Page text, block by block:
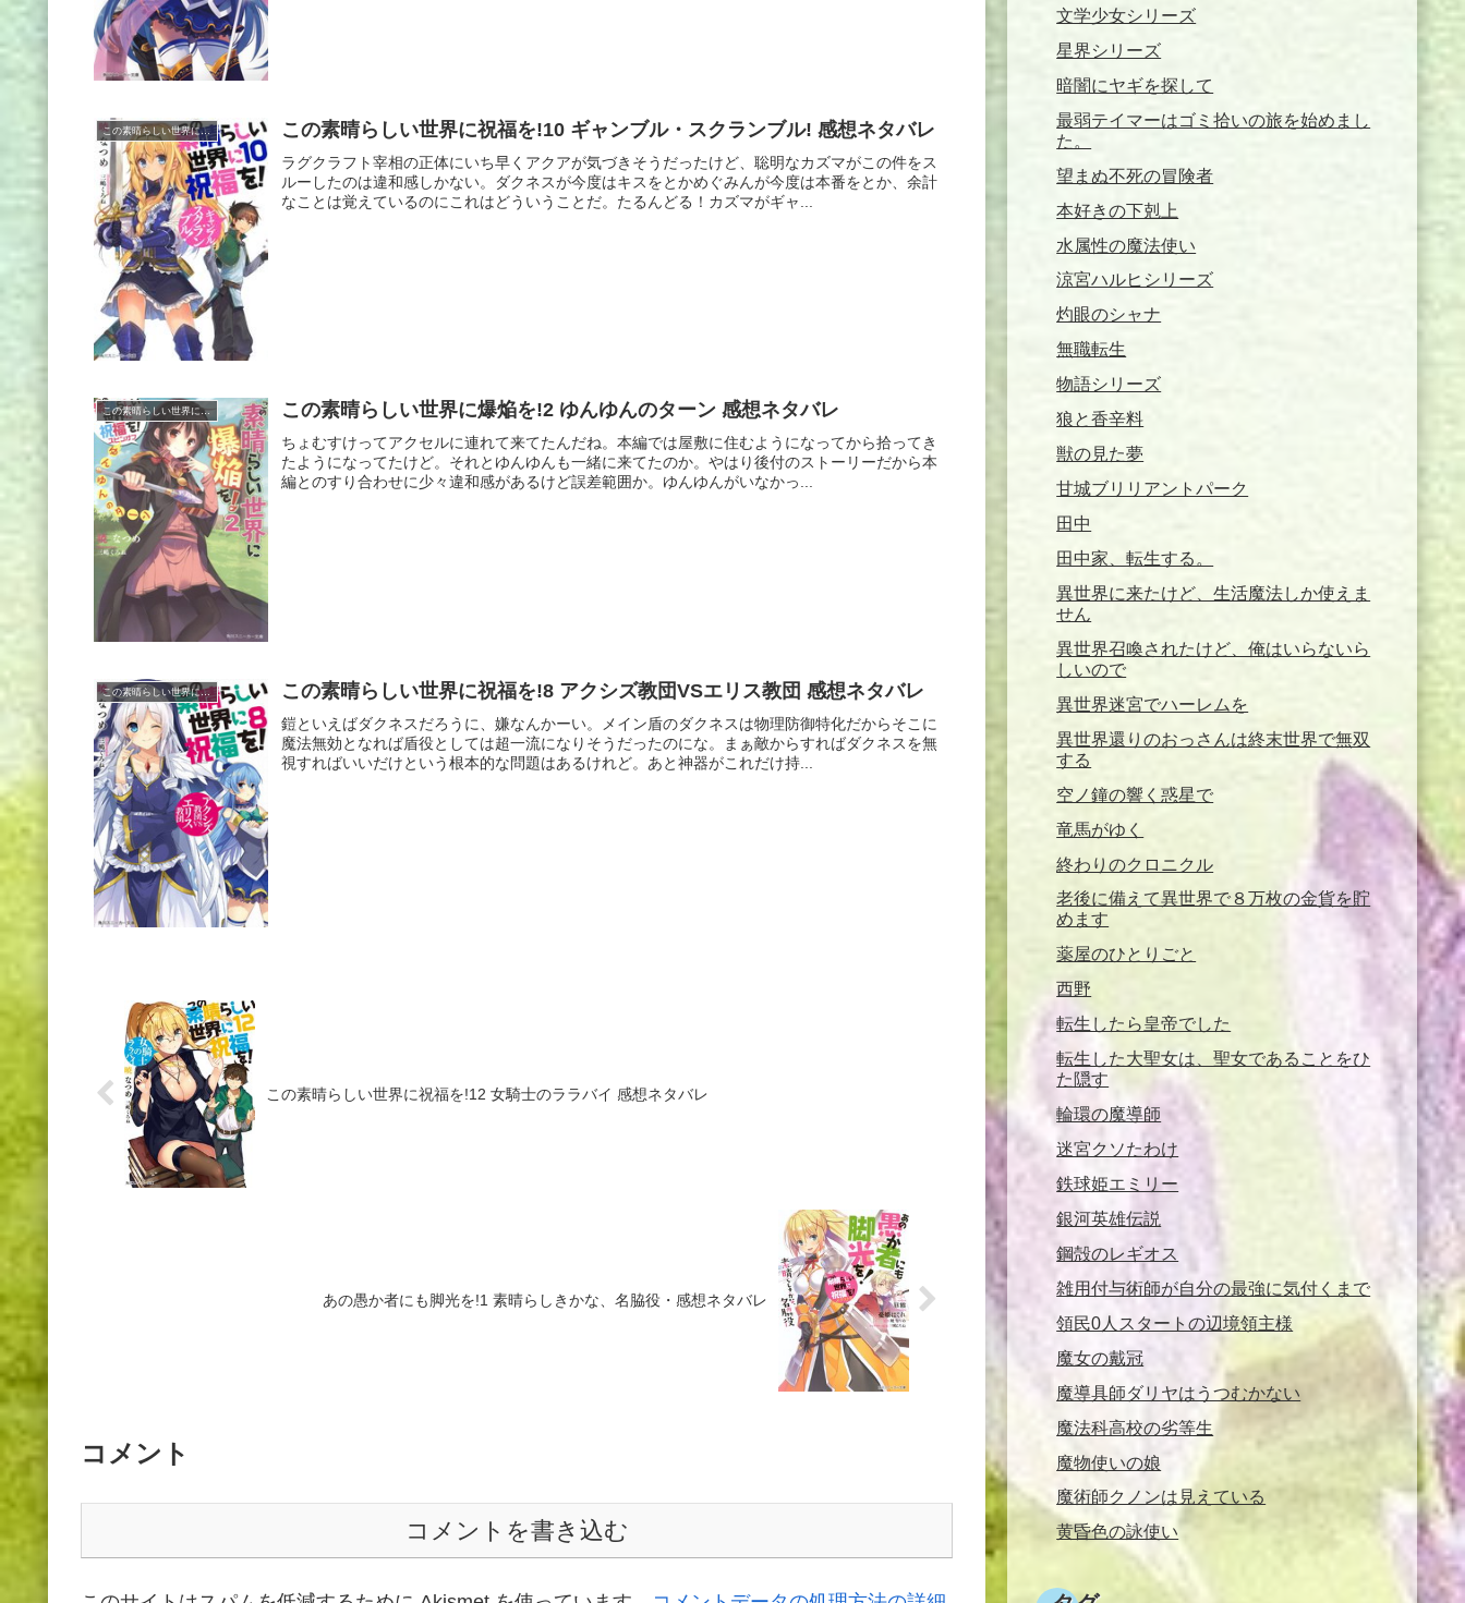
この素晴らしい世界に祝福を! この素晴らしい世界に祝福を!10 ギャンブル・スクランブル! 感想ネタバレ
ラグクラフト宰相の正体にいち早くアクアが気づきそうだったけど、聡明なカズマがこの件をス
ルーしたのは違和感しかない。ダクネスが今度はキスをとかめぐみんが今度は本番をとか、余計
なことは覚えているのにこれはどういうことだ。たるんどる！カズマがギャ...
この素晴らしい世界に祝福を! この素晴らしい世界に爆焔を!2 ゆんゆんのターン 感想ネタバレ
ちょむすけってアクセルに連れて来てたんだね。本編では屋敷に住むようになってから拾ってき
たようになってたけど。それとゆんゆんも一緒に来てたのか。やはり後付のストーリーだから本
編とのすり合わせに少々違和感があるけど誤差範囲か。ゆんゆんがいなかっ...
この素晴らしい世界に祝福を! この素晴らしい世界に祝福を!8 アクシズ教団VSエリス教団 感想ネタバレ
鎧といえばダクネスだろうに、嫌なんかーい。メイン盾のダクネスは物理防御特化だからそこに
魔法無効となれば盾役としては超一流になりそうだったのにな。まぁ敵からすればダクネスを無
視すればいいだけという根本的な問題はあるけれど。あと神器がこれだけ持...
この素晴らしい世界に祝福を!12 女騎士のララバイ 感想ネタバレ
あの愚か者にも脚光を!1 素晴らしきかな、名脇役・感想ネタバレ
コメント
コメントを書き込む
文学少女シリーズ
星界シリーズ
暗闇にヤギを探して
最弱テイマーはゴミ拾いの旅を始めまし
た。
望まぬ不死の冒険者
本好きの下剋上
水属性の魔法使い
涼宮ハルヒシリーズ
灼眼のシャナ
無職転生
物語シリーズ
狼と香辛料
獣の見た夢
甘城ブリリアントパーク
田中
田中家、転生する。
異世界に来たけど、生活魔法しか使えま
せん
異世界召喚されたけど、俺はいらないら
しいので
異世界迷宮でハーレムを
異世界還りのおっさんは終末世界で無双
する
空ノ鐘の響く惑星で
竜馬がゆく
終わりのクロニクル
老後に備えて異世界で８万枚の金貨を貯
めます
薬屋のひとりごと
西野
転生したら皇帝でした
転生した大聖女は、聖女であることをひ
た隠す
輪環の魔導師
迷宮クソたわけ
鉄球姫エミリー
銀河英雄伝説
鋼殻のレギオス
雑用付与術師が自分の最強に気付くまで
領民0人スタートの辺境領主様
魔女の戴冠
魔導具師ダリヤはうつむかない
魔法科高校の劣等生
魔物使いの娘
魔術師クノンは見えている
黄昏色の詠使い